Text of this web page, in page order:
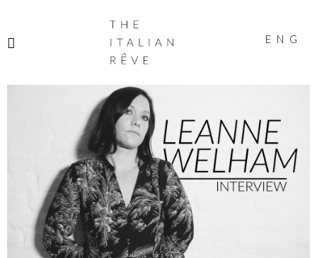
ITALIAN
RÊVE
ENG